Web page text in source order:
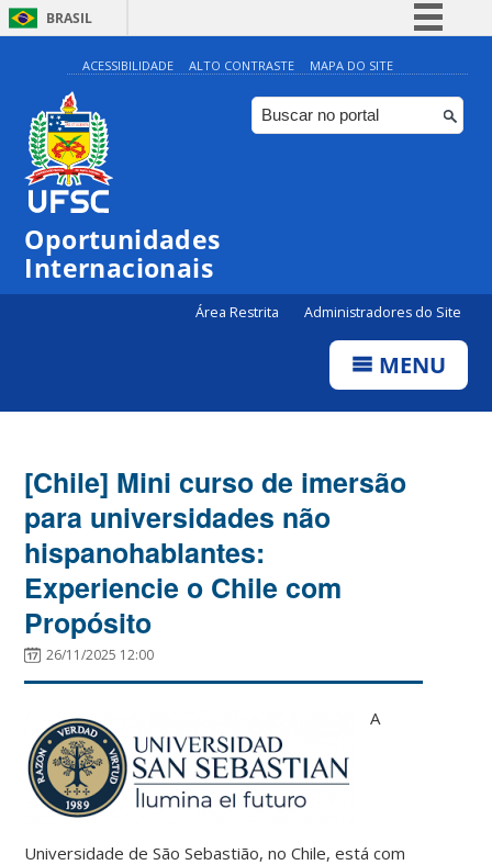
BRASIL
Simplifique!
Comunica BR
Participe
ACESSIBILIDADE ALTO CONTRASTE MAPA DO SITE
Oportunidades
Internacionais
Área Restrita Administradores do Site
MENU
[Chile] Mini curso de imersão
para universidades não
hispanohablantes:
Experiencie o Chile com
Propósito
26/11/2025 12:00
A
Universidade de São Sebastião, no Chile, está com